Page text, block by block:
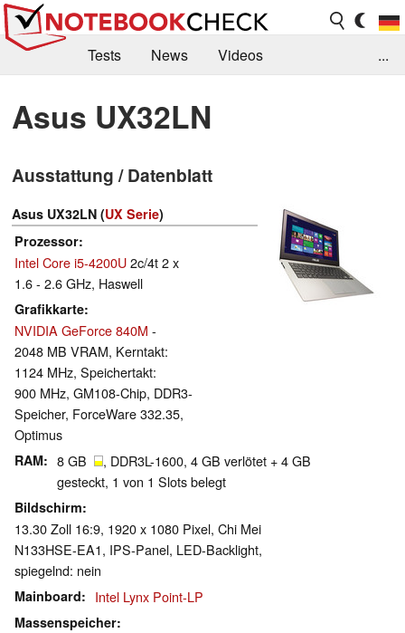
Tests News
Videos
Kaufberatung
Deals Suche
Forum
...
Asus UX32LN
Ausstattung / Datenblatt
Asus UX32LN (UX Serie)
Prozessor
Intel Core i5-4200U2c/4t 2 x
1.6 - 2.6 GHz, Haswell
Grafikkarte
NVIDIA GeForce 840M -
2048 MB VRAM, Kerntakt:
1124 MHz, Speichertakt:
900 MHz, GM108-Chip, DDR3-
Speicher, ForceWare 332.35,
Optimus
RAM 8 GB
, DDR3L-1600, 4 GB verlötet + 4 GB
gesteckt, 1 von 1 Slots belegt
Bildschirm
13.30 Zoll 16:9, 1920 x 1080 Pixel, Chi Mei
N133HSE-EA1, IPS-Panel, LED-Backlight,
spiegelnd: nein
Mainboard Intel Lynx Point-LP
Massenspeicher